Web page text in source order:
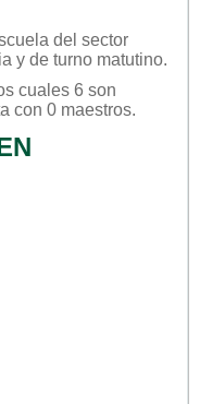
del sector
y de turno matutino.
cuales 6 son
con 0 maestros.